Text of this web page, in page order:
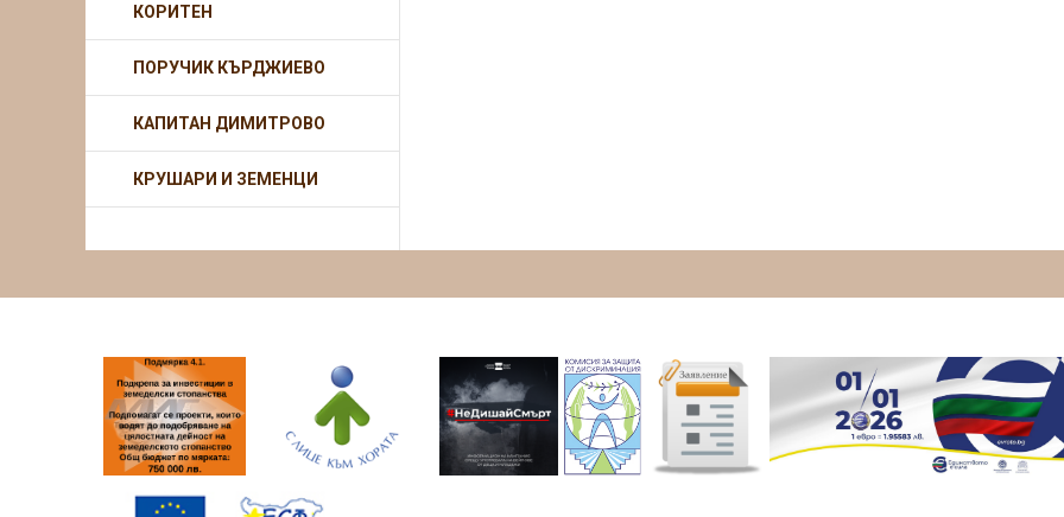
КОРИТЕН
ПОРУЧИК КЪРДЖИЕВО
КАПИТАН ДИМИТРОВО
КРУШАРИ И ЗЕМЕНЦИ